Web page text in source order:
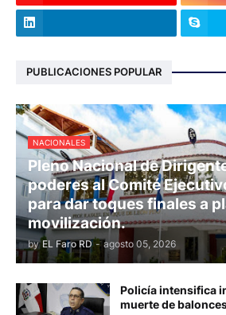
PUBLICACIONES POPULAR
NACIONALES
Pleno Nacional de
poderes al Comité
para dar toques finales a
movilización.
by EL Faro RD - agosto 05, 2026
Policía intensifica
muerte de